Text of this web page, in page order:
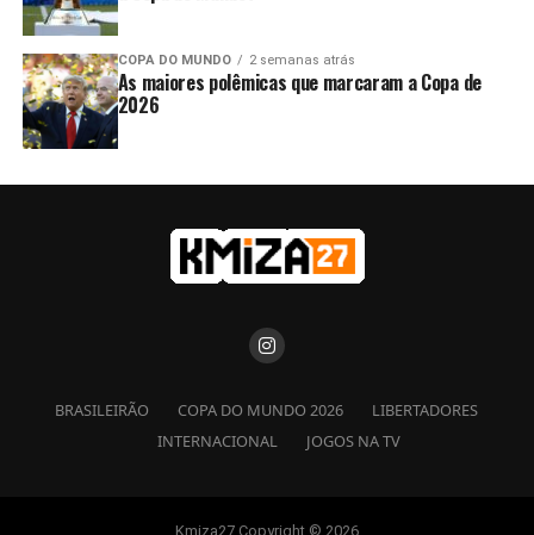
COPA DO MUNDO 2 semanas atrás
As maiores polêmicas que marcaram a Copa de
2026
BRASILEIRÃO COPA DO MUNDO 2026
LIBERTADORES
INTERNACIONAL
JOGOS NA TV
Kmiza27 Copyright © 2026